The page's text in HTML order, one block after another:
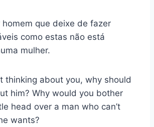
homem que deixe de fazer
como estas não está
mulher.
thinking about you, why should
him? Why would you bother
head over a man who can’t
wants?